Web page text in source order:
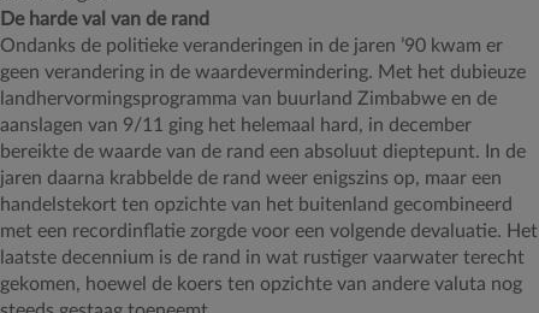
De harde val van de rand
Ondanks de politieke veranderingen in de jaren ’90 kwam er
geen verandering in de waardevermindering. Met het dubieuze
landhervormingsprogramma van buurland Zimbabwe en de
aanslagen van 9/11 ging het helemaal hard, in december
bereikte de waarde van de rand een absoluut dieptepunt. In de
jaren daarna krabbelde de rand weer enigszins op, maar een
handelstekort ten opzichte van het buitenland gecombineerd
met een recordinflatie zorgde voor een volgende devaluatie. Het
laatste decennium is de rand in wat rustiger vaarwater terecht
gekomen, hoewel de koers ten opzichte van andere valuta nog